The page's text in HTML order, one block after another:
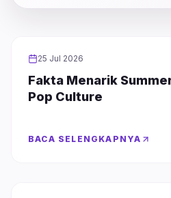
FASHION
25 Jul 2026
Fakta Menarik
Pop Culture
BACA SELENGKAPNYA